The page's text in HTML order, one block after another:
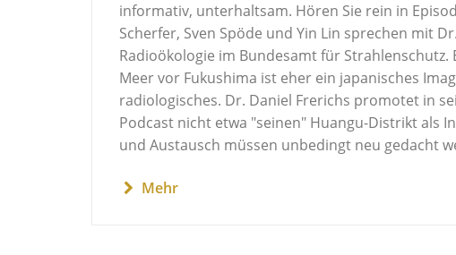
informativ, unterhaltsam. Hören Sie rein in
Scherfer, Sven Spöde und Yin Lin sprechen mit
Radioökologie im Bundesamt für Strahlenschutz.
Meer vor Fukushima ist eher ein japanisches
radiologisches. Dr. Daniel Frerichs promotet in
Podcast nicht etwa "seinen" Huangu-Distrikt als
und Austausch müssen unbedingt neu gedacht
Mehr